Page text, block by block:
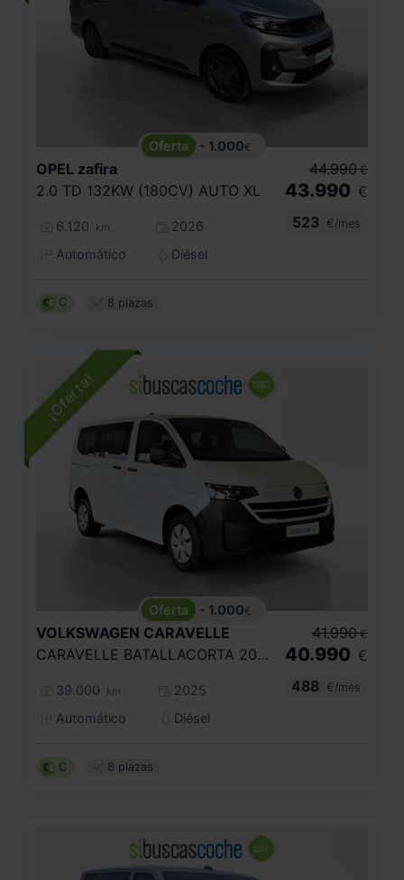
- 1.000€
OPEL zafira
2.0 TD 132KW (180CV) AUTO XL
6.120 km
2026
Automático
Diésel
44.990 €
43.990 €
523
€/mes
C 8 plazas
- 1.000€
VOLKSWAGEN CARAVELLE
CARAVELLE BATALLACORTA 20 TDI 150CV AUT
39.000 km
2025
Automático
Diésel
41.990 €
40.990 €
488
€/mes
C 8 plazas